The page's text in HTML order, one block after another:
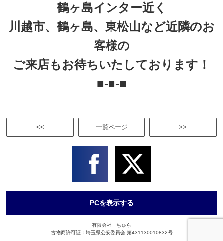
鶴ヶ島インター近く
川越市、鶴ヶ島、東松山など近隣のお
客様の
ご来店もお待ちいたしております！
■-■-■
<< >>
一覧ページ
PCを表示する
有限会社 ちゅら
古物商許可証：埼玉県公安委員会 第431130010832号